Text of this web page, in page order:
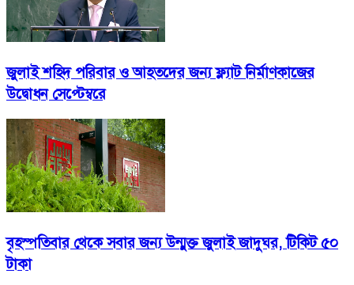
জুলাই শহিদ পরিবার ও আহতদের জন্য ফ্ল্যাট নির্মাণকাজের
উদ্বোধন সেপ্টেম্বরে
বৃহস্পতিবার থেকে সবার জন্য উন্মুক্ত জুলাই জাদুঘর, টিকিট ৫০
টাকা